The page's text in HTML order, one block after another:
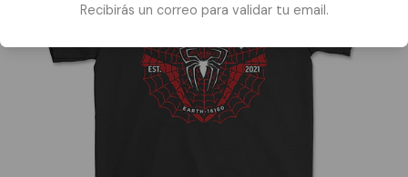
Recibirás un correo para validar tu email.